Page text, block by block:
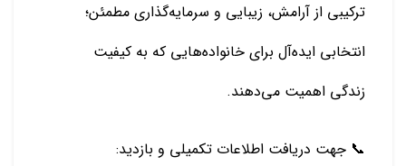
ترکیبی از آرامش، زیبایی و سرمایه‌گذاری مطمئن؛
انتخابی ایده‌آل برای خانواده‌هایی که به کیفیت
زندگی اهمیت می‌دهند.
📞 جهت دریافت اطلاعات تکمیلی و بازدید: